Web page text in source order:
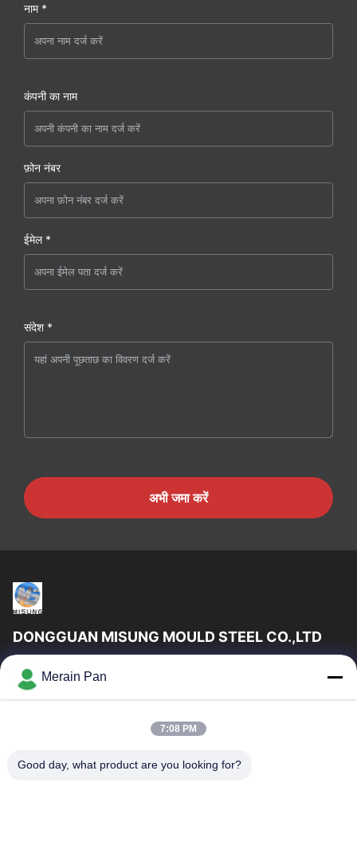
नाम *
कंपनी का नाम
फ़ोन नंबर
ईमेल *
संदेश *
अभी जमा करें
DONGGUAN MISUNG MOULD STEEL CO.,LTD
DongGuan Misung मोल्ड स्टील कं, लिमिटेड प्लास्टिक डाई स्टील, हॉट वर्क
स्टील, कोल्ड वर्क स्टील, अलॉय स्ट्रक्चरल स्टील की आपूर्ति की एक अग्रणी कंपनी है
त्वरित लिंक
उत्पादों
वीआर दिखाएँ
हमारे बारे में
Merain Pan
7:08 PM
Good day, what product are you looking for?